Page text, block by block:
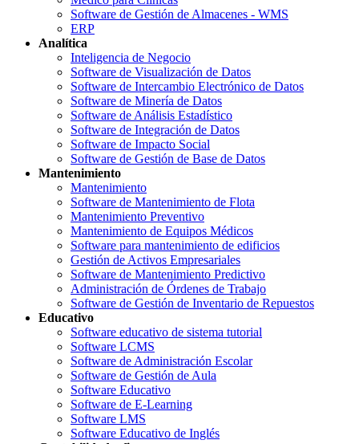
Software de Gestión de Almacenes - WMS
ERP
Analítica
Inteligencia de Negocio
Software de Visualización de Datos
Software de Intercambio Electrónico de Datos
Software de Minería de Datos
Software de Análisis Estadístico
Software de Integración de Datos
Software de Impacto Social
Software de Gestión de Base de Datos
Mantenimiento
Mantenimiento
Software de Mantenimiento de Flota
Mantenimiento Preventivo
Mantenimiento de Equipos Médicos
Software para mantenimiento de edificios
Gestión de Activos Empresariales
Software de Mantenimiento Predictivo
Administración de Órdenes de Trabajo
Software de Gestión de Inventario de Repuestos
Educativo
Software educativo de sistema tutorial
Software LCMS
Software de Administración Escolar
Software de Gestión de Aula
Software Educativo
Software de E-Learning
Software LMS
Software Educativo de Inglés